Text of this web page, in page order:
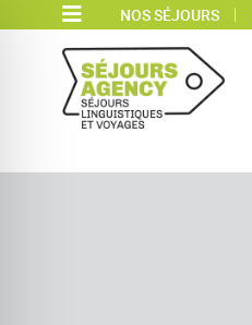
NOS SÉJOURS